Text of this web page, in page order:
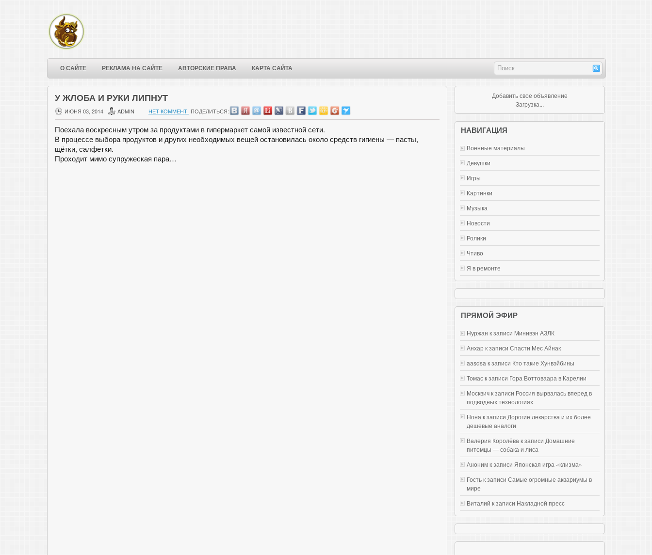
О САЙТЕ РЕКЛАМА НА САЙТЕ АВТОРСКИЕ ПРАВА КАРТА САЙТА
У ЖЛОБА И РУКИ ЛИПНУТ
ИЮНЯ 03, 2014 ADMIN НЕТ КОММЕНТ. ПОДЕЛИТЬСЯ:
Поехала воскресным утром за продуктами в гипермаркет самой известной сети.
В процессе выбора продуктов и других необходимых вещей остановилась около средств гигиены — пасты,
щётки, салфетки.
Проходит мимо супружеская пара…
Добавить свое объявление
Загрузка...
НАВИГАЦИЯ
Военные материалы
Девушки
Игры
Картинки
Музыка
Новости
Ролики
Чтиво
Я в ремонте
ПРЯМОЙ ЭФИР
Нуржан к записи Mинивэн АЗЛК
Анхар к записи Спасти Мес Айнак
aasdsa к записи Кто такие Хунвэйбины
Томас к записи Гора Воттоваара в Карелии
Москвич к записи Россия вырвалась вперед в
подводных технологиях
Нона к записи Дорогие лекарства и их более
дешевые аналоги
Валерия Королёва к записи Домашние
питомцы — собака и лиса
Аноним к записи Японская игра «клизма»
Гость к записи Самые огромные аквариумы в
мире
Виталий к записи Накладной пресс